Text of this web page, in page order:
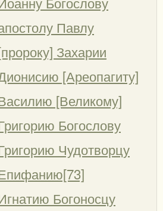
Павлу
Захарии
[Ареопагиту]
[Великому]
Богослову
Чудотворцу
Богоносцу